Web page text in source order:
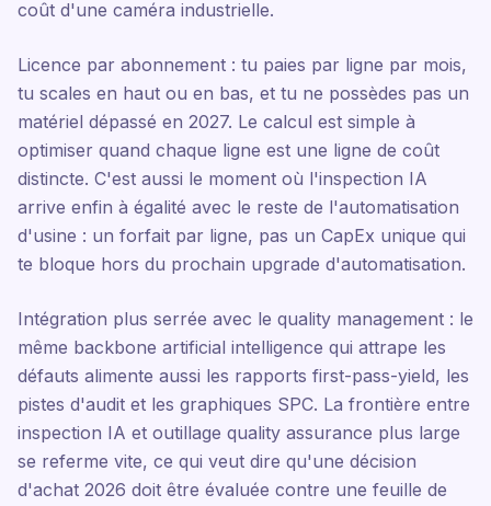
coût d'une caméra industrielle.
Licence par abonnement : tu paies par ligne par mois,
tu scales en haut ou en bas, et tu ne possèdes pas un
matériel dépassé en 2027. Le calcul est simple à
optimiser quand chaque ligne est une ligne de coût
distincte. C'est aussi le moment où l'inspection IA
arrive enfin à égalité avec le reste de l'automatisation
d'usine : un forfait par ligne, pas un CapEx unique qui
te bloque hors du prochain upgrade d'automatisation.
Intégration plus serrée avec le quality management : le
même backbone artificial intelligence qui attrape les
défauts alimente aussi les rapports first-pass-yield, les
pistes d'audit et les graphiques SPC. La frontière entre
inspection IA et outillage quality assurance plus large
se referme vite, ce qui veut dire qu'une décision
d'achat 2026 doit être évaluée contre une feuille de